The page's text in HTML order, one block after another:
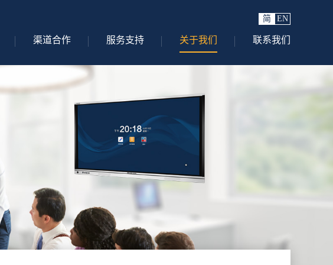
简 EN
渠道合作 服务支持 关于我们 联系我们